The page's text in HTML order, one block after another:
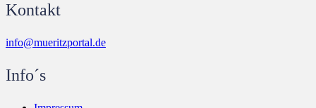
Kontakt
info@mueritzportal.de
Info´s